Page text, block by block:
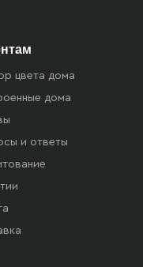
цвета дома
дома
и ответы